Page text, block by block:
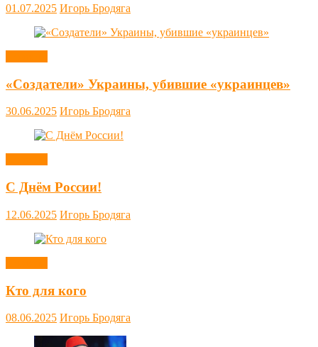
01.07.2025 Игорь Бродяга
«Создатели» Украины, убившие «украинцев»
30.06.2025 Игорь Бродяга
С Днём России!
12.06.2025 Игорь Бродяга
Кто для кого
08.06.2025 Игорь Бродяга